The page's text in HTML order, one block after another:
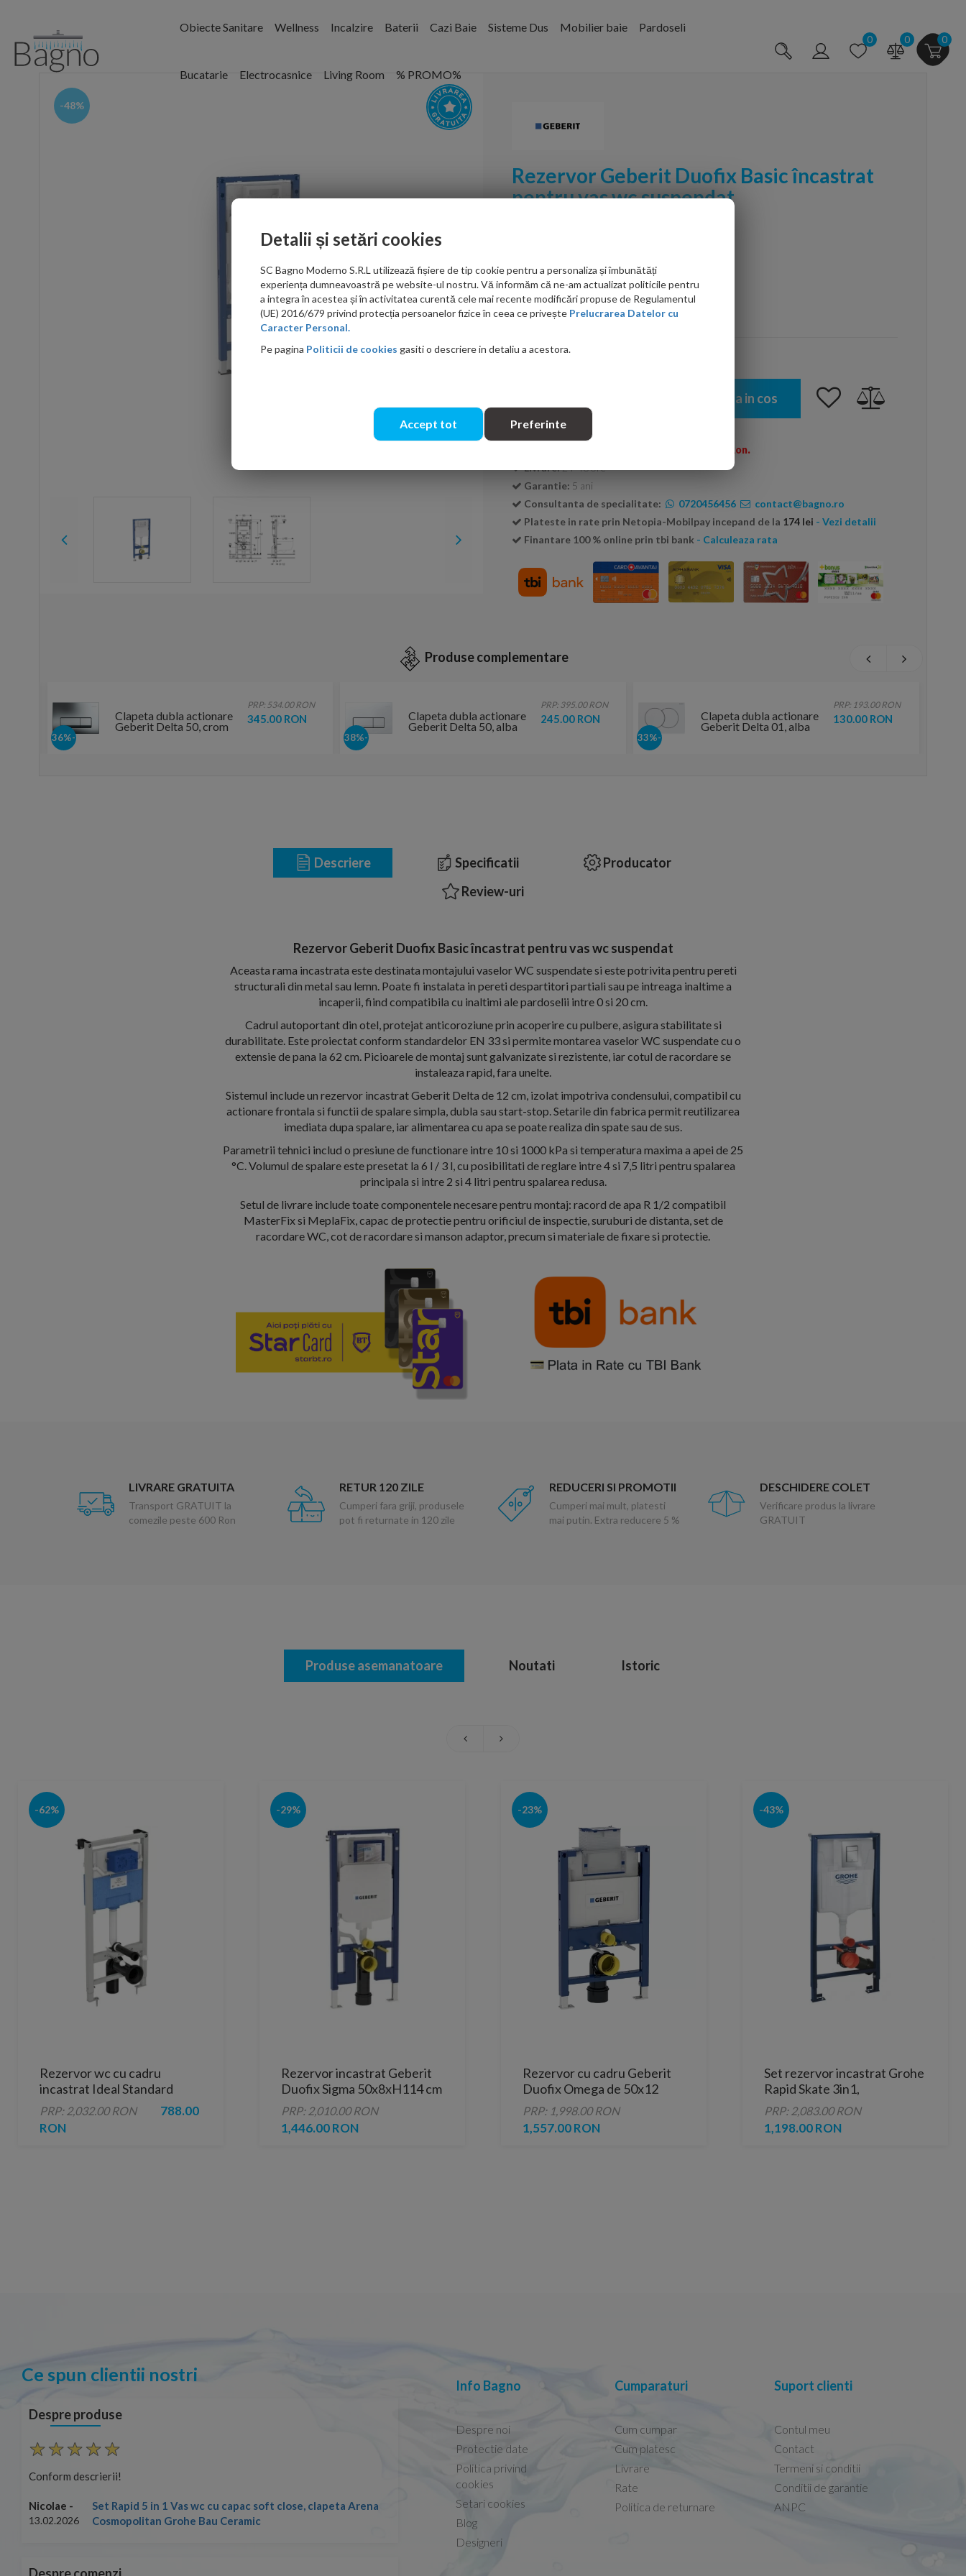
Obiecte Sanitare Wellness Incalzire Baterii Cazi Baie Sisteme Dus Mobilier baie Pardoseli
Bucatarie Electrocasnice Living Room % PROMO%
0 0 0
-48%
Rezervor Geberit Duofix Basic încastrat
pentru vas wc suspendat
1,044.00 RON
Ati gasit in alta parte mai ieftin?
Adauga in cos
Transport GRATUIT la comenzi peste 600 Ron.
Livrare:24-48 ore
Garantie: 5 ani
Consultanta de specialitate:
0720456456
contact@bagno.ro
Plateste in rate prin Netopia-Mobilpay incepand de la 174 lei - Vezi detalii
Finantare 100 % online prin tbi bank - Calculeaza rata
Produse complementare
-33%
Clapeta dubla actionare
Geberit Delta 01, alba
PRP: 193.00 RON
130.00 RON
-38%
Clapeta dubla actionare
Geberit Delta 50, alba
PRP: 395.00 RON
245.00 RON
-36%
Clapeta dubla actionare
Geberit Delta 50, crom
PRP: 534.00 RON
345.00 RON
Descriere Specificatii
Producator
Review-uri
Rezervor Geberit Duofix Basic încastrat pentru vas wc suspendat
Aceasta rama incastrata este destinata montajului vaselor WC suspendate si este potrivita pentru pereti
structurali din metal sau lemn. Poate fi instalata in pereti despartitori partiali sau pe intreaga inaltime a
incaperii, fiind compatibila cu inaltimi ale pardoselii intre 0 si 20 cm.
Cadrul autoportant din otel, protejat anticoroziune prin acoperire cu pulbere, asigura stabilitate si
durabilitate. Este proiectat conform standardelor EN 33 si permite montarea vaselor WC suspendate cu o
extensie de pana la 62 cm. Picioarele de montaj sunt galvanizate si rezistente, iar cotul de racordare se
instaleaza rapid, fara unelte.
Sistemul include un rezervor incastrat Geberit Delta de 12 cm, izolat impotriva condensului, compatibil cu
actionare frontala si functii de spalare simpla, dubla sau start-stop. Setarile din fabrica permit reutilizarea
imediata dupa spalare, iar alimentarea cu apa se poate realiza din spate sau de sus.
Parametrii tehnici includ o presiune de functionare intre 10 si 1000 kPa si temperatura maxima a apei de 25
°C. Volumul de spalare este presetat la 6 l / 3 l, cu posibilitati de reglare intre 4 si 7,5 litri pentru spalarea
principala si intre 2 si 4 litri pentru spalarea redusa.
Setul de livrare include toate componentele necesare pentru montaj: racord de apa R 1/2 compatibil
MasterFix si MeplaFix, capac de protectie pentru orificiul de inspectie, suruburi de distanta, set de
racordare WC, cot de racordare si manson adaptor, precum si materiale de fixare si protectie.
LIVRARE GRATUITA
Transport GRATUIT la
comezile peste 600 Ron
RETUR 120 ZILE
Cumperi fara griji, produsele
pot fi returnate in 120 zile
REDUCERI SI PROMOTII
Cumperi mai mult, platesti
mai putin. Extra reducere 5 %
DESCHIDERE COLET
Verificare produs la livrare
GRATUIT
Produse asemanatoare Noutati Istoric
-62%
Rezervor wc cu cadru
incastrat Ideal Standard
Prosys 120 mm pentru
clapete mecanice
PRP: 2,032.00 RON
788.00
RON
-29%
Rezervor incastrat Geberit
Duofix Sigma 50x8xH114 cm
PRP: 2,010.00 RON
1,446.00 RON
-23%
Rezervor cu cadru Geberit
Duofix Omega de 50x12
xH82 cm
PRP: 1,998.00 RON
1,557.00 RON
-43%
Set rezervor incastrat Grohe
Rapid Skate 3in1,
50x13.5xH113 cm
PRP: 2,083.00 RON
1,198.00 RON
Ce spun clientii nostri
Despre produse
Conform descrierii!
Nicolae -
13.02.2026
Set Rapid 5 in 1 Vas wc cu capac soft close, clapeta Arena
Cosmopolitan Grohe Bau Ceramic
Conform descrierii!
13.02.2026
Capacele Grohe sunt de bună calitate și se
Marius -08.02.2026
Info Bagno
Despre noi
Protectie date
Politica privind
cookies
Setari cookies
Blog
Designeri
Cumparaturi
Cum cumpar
Cum platesc
Livrare
Rate
Politica de returnare
Suport clienti
Contul meu
Contact
Termeni si conditii
Conditii de garantie
ANPC
Detalii și setări cookies
SC Bagno Moderno S.R.L utilizează fișiere de tip cookie pentru a personaliza și îmbunătăți
experiența dumneavoastră pe website-ul nostru. Vă informăm că ne-am actualizat politicile pentru
a integra în acestea și în activitatea curentă cele mai recente modificări propuse de Regulamentul
(UE) 2016/679 privind protecția persoanelor fizice în ceea ce privește Prelucrarea Datelor cu
Caracter Personal.
Pe pagina Politicii de cookies gasiti o descriere in detaliu a acestora.
Accept tot Preferinte